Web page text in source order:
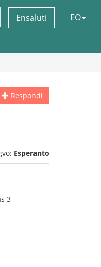
Ensaluti EO
Respondi
Esperanto
3